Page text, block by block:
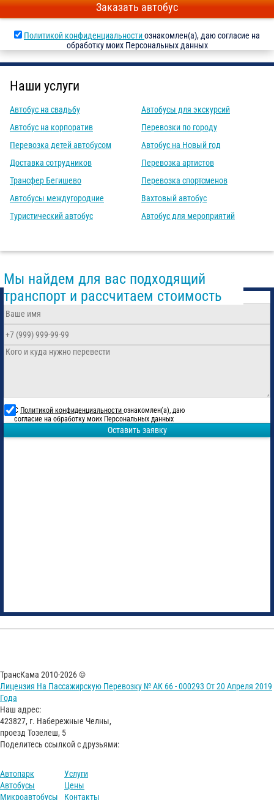
Заказать автобус
Политикой конфиденциальностиознакомлен(а), даю согласие на
обработку моих Персональных данных
Наши услуги
Автобус на свадьбу
Автобус на корпоратив
Перевозка детей автобусом
Доставка сотрудников
Трансфер Бегишево
Автобусы междугородние
Туристический автобус
Автобусы для экскурсий
Перевозки по городу
Автобус на Новый год
Перевозка артистов
Перевозка спортсменов
Вахтовый автобус
Автобус для мероприятий
Мы найдем для вас подходящий
транспорт и рассчитаем стоимость
С Политикой конфиденциальности ознакомлен(а), даю
согласие на обработку моих Персональных данных
Оставить заявку
ТрансКама 2010-2026 ©
Лицензия На Пассажирскую Перевозку № АК 66 - 000293 От 20 Апреля 2019
Года
Наш адрес:
423827, г. Набережные Челны,
проезд Тозелеш, 5
Поделитесь ссылкой с друзьями:
Автопарк
Автобусы
Микроавтобусы
Услуги
Цены
Контакты